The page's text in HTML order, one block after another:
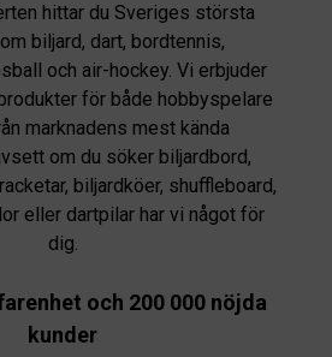
hittar du Sveriges största
biljard, dart, bordtennis,
och air-hockey. Vi erbjuder
för både hobbyspelare
marknadens mest kända
om du söker biljardbord,
biljardköer, shuffleboard,
eller dartpilar har vi något för
dig.
och 200 000 nöjda
kunder